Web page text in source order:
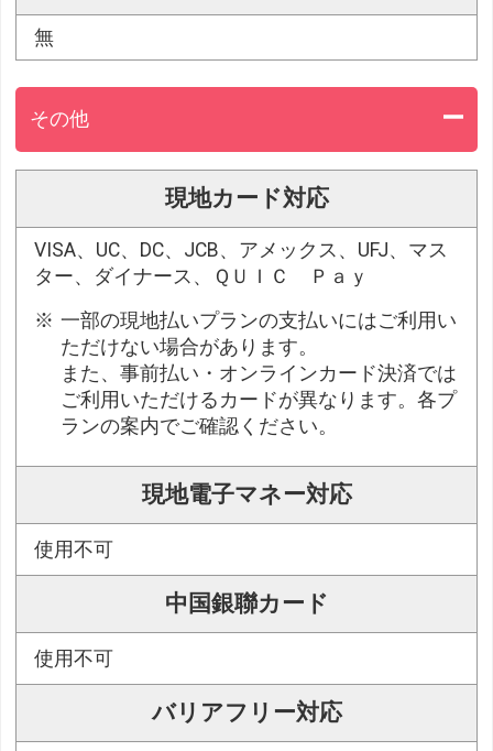
無
その他
現地カード対応
VISA、UC、DC、JCB、アメックス、UFJ、マス
ター、ダイナース、ＱＵＩＣ Ｐａｙ
一部の現地払いプランの支払いにはご利用い
ただけない場合があります。
また、事前払い・オンラインカード決済では
ご利用いただけるカードが異なります。各プ
ランの案内でご確認ください。
現地電子マネー対応
使用不可
中国銀聯カード
使用不可
バリアフリー対応